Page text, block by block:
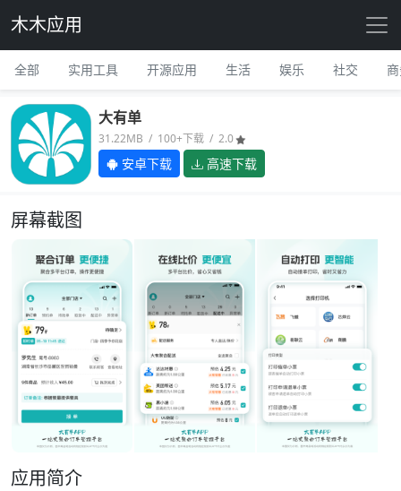
木木应用
全部 实用工具 开源应用 生活 娱乐 社交
大有单
31.22MB / 100+下载 / 2.0
安卓下载 高速下载
屏幕截图
应用简介